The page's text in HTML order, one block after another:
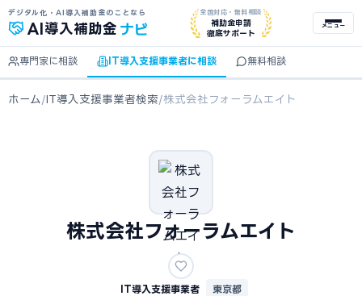
デジタル化・AI導入補助金のことなら
AI 導入補助金 ナビ
全国対応・無料相談
補助金申請
徹底サポート
メニュー
専門家に相談 IT導入支援事業者に相談 無料相談
ホーム /IT導入支援事業者検索/株式会社フォーラムエイト
株式会社フォーラムエイト
IT導入支援事業者 東京都